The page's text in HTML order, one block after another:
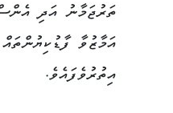
ތަރުޖަމާނު އަދި
އަމާޒުވާ
އިތުރުވެފައެވެ.